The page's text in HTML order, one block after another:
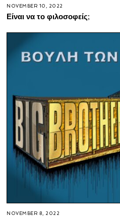
NOVEMBER 10, 2022
Είναι να το φιλοσοφείς;
NOVEMBER 8, 2022